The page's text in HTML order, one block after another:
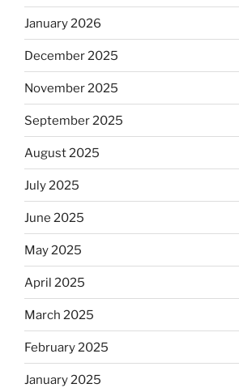
January 2026
December 2025
November 2025
September 2025
August 2025
July 2025
June 2025
May 2025
April 2025
March 2025
February 2025
January 2025